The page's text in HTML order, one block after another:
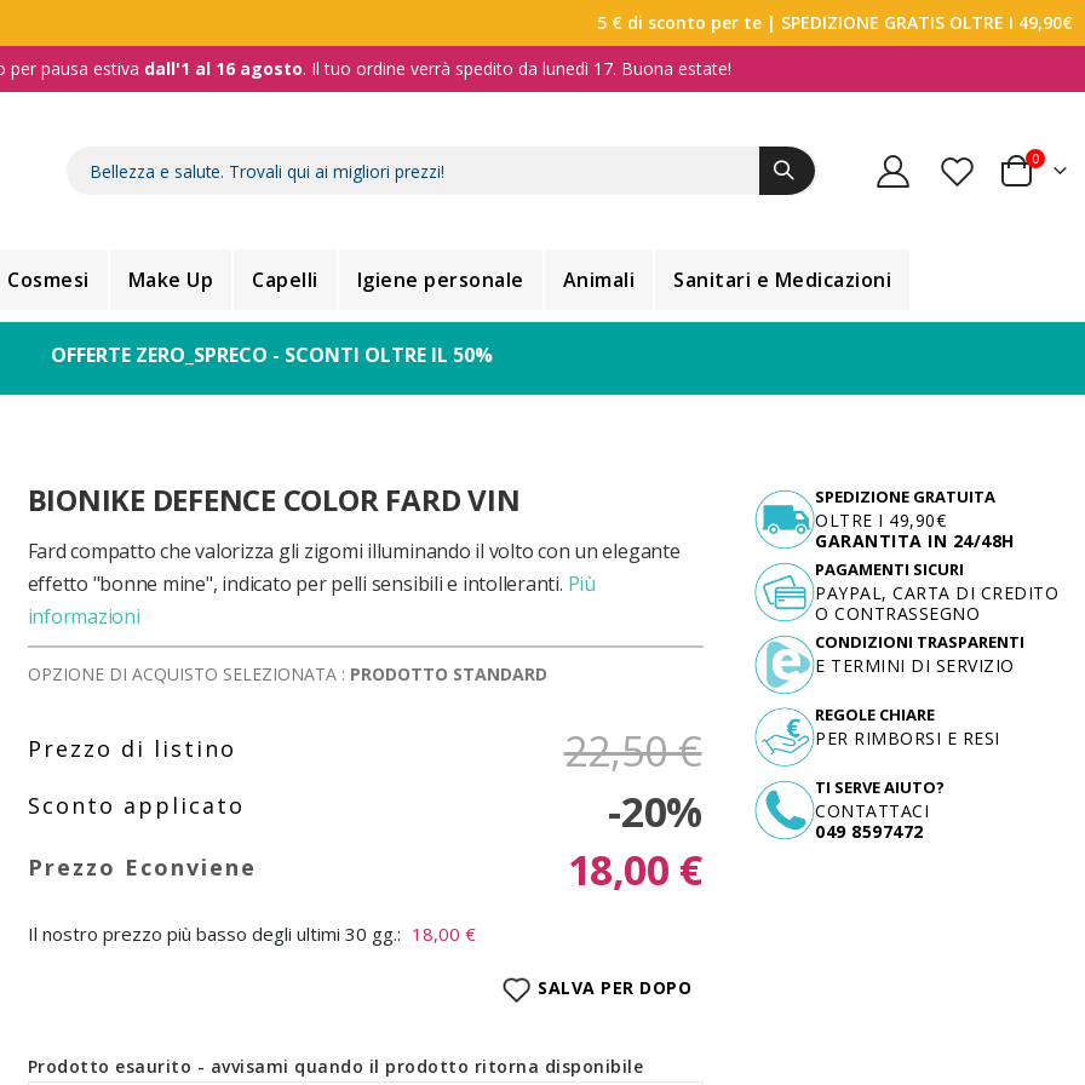
5 € di sconto per te | SPEDIZIONE GRATIS OLTRE I 49,90€
per pausa estiva dall'1 al 16 agosto. Il tuo ordine verrà spedito da lunedì 17. Buona estate!
Carrello
0
Cosmesi Make Up Capelli Igiene personale Animali Sanitari e Medicazioni
OFFERTE ZERO_SPRECO - SCONTI OLTRE IL 50%
BIONIKE DEFENCE COLOR FARD VIN
Fard compatto che valorizza gli zigomi illuminando il volto con un elegante
effetto "bonne mine", indicato per pelli sensibili e intolleranti. Più
informazioni
OPZIONE DI ACQUISTO SELEZIONATA : PRODOTTO STANDARD
22,50 €
-20%
18,00 €
Il nostro prezzo più basso degli ultimi 30 gg.: 18,00 €
SALVA PER DOPO
Prodotto esaurito - avvisami quando il prodotto ritorna disponibile
SPEDIZIONE GRATUITA
OLTRE I 49,90€
GARANTITA IN 24/48H
TI SERVE AIUTO?
CONTATTACI
049 8597472
PAGAMENTI SICURI
PAYPAL, CARTA DI CREDITO
O CONTRASSEGNO
CONDIZIONI TRASPARENTI
E TERMINI DI SERVIZIO
REGOLE CHIARE
PER RIMBORSI E RESI